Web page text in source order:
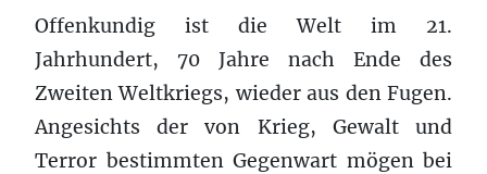
Offenkundig ist die Welt im 21.
Jahrhundert, 70 Jahre nach Ende des
Zweiten Weltkriegs, wieder aus den Fugen.
Angesichts der von Krieg, Gewalt und
Terror bestimmten Gegenwart mögen bei